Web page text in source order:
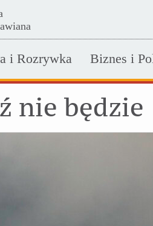
i Rozrywka Biznes i
nie będzie